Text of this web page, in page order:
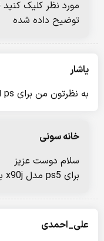
مورد نظر کلیک
توضیح داده شده
یاشار
به نظرتون من برای ps این مدل بخرم یا X85j?
خانه سونی
سلام دوست عزیز
برای ps5 مدل x90j بهتری است
علی_احمدی